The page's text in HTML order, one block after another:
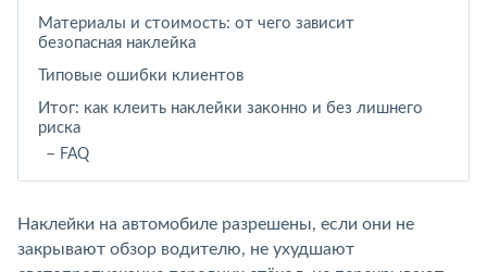
Наклейки на автомобиле разрешены, если они не
закрывают обзор водителю, не ухудшают
Материалы и стоимость: от чего зависит
безопасная наклейка
Типовые ошибки клиентов
Итог: как клеить наклейки законно и без лишнего
риска
FAQ